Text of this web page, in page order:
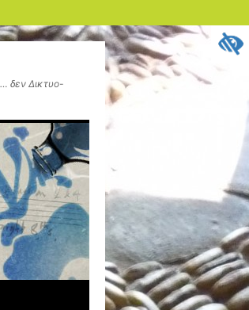
δεν Δικτυο-